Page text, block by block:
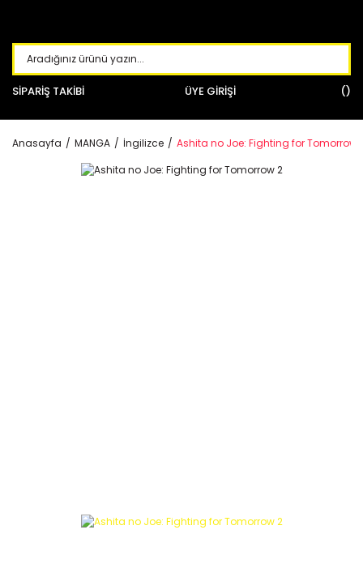
SİPARİŞ TAKİBİ ÜYE GİRİŞİ
Anasayfa MANGA İngilizce Ashita no Joe: Fighting for Tomorrow